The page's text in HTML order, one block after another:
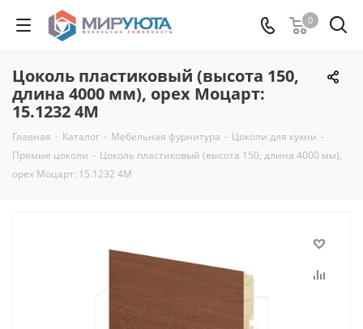
0
Цоколь пластиковый (высота 150,
длина 4000 мм), орех Моцарт:
15.1232 4M
Главная - Каталог - Мебельная фурнитура - Цоколи для кухни -
Прямые цоколи - Цоколь пластиковый (высота 150, длина 4000 мм),
орех Моцарт: 15.1232 4M